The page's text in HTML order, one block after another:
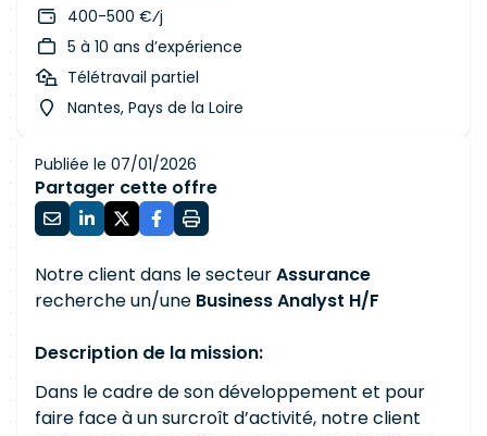
400-500 €⁄j
5 à 10 ans d’expérience
Télétravail partiel
Nantes, Pays de la Loire
Publiée le 07/01/2026
Partager cette offre
Notre client dans le secteurAssurance
recherche un/une Business Analyst H/F
Description de la mission:
Dans le cadre de son développement et pour
faire face à un surcroît d’activité, notre client